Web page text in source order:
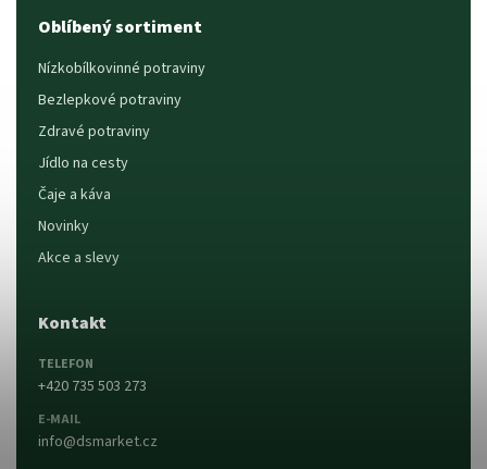
Oblíbený sortiment
Nízkobílkovinné potraviny
Bezlepkové potraviny
Zdravé potraviny
Jídlo na cesty
Čaje a káva
Novinky
Akce a slevy
Kontakt
TELEFON
+420 735 503 273
E-MAIL
info@dsmarket.cz